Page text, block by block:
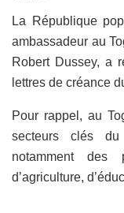
La République
ambassadeur au
Robert Dussey, a
lettres de créance
Pour rappel, au
secteurs clés du
notamment des
d’agriculture,